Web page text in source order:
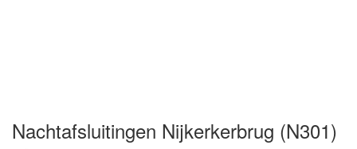
Nachtafsluitingen Nijkerkerbrug (N301)